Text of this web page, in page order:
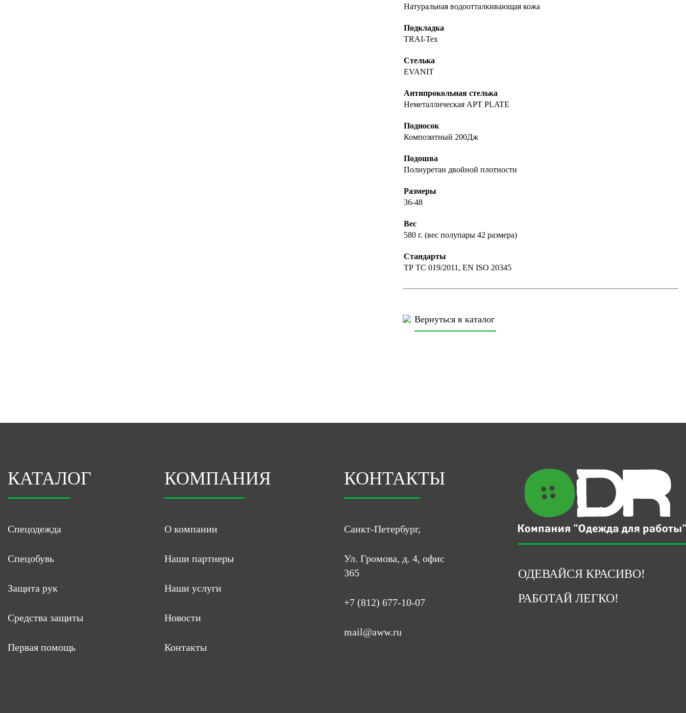
Натуральная водоотталкивающая кожа
Подкладка
TRAI-Tex
Стелька
EVANIT
Антипрокольная стелька
Неметаллическая APT PLATE
Подносок
Композитный 200Дж
Подошва
Полиуретан двойной плотности
Размеры
36-48
Вес
580 г. (вес полупары 42 размера)
Стандарты
ТР ТС 019/2011, EN ISO 20345
Вернуться в каталог
КАТАЛОГ
Спецодежда
Спецобувь
Защита рук
Средства защиты
Первая помощь
КОМПАНИЯ
О компании
Наши партнеры
Наши услуги
Новости
Контакты
КОНТАКТЫ
Санкт-Петербург,
Ул. Громова, д. 4, офис
365
+7 (812) 677-10-07
mail@aww.ru
ОДЕВАЙСЯ КРАСИВО!
РАБОТАЙ ЛЕГКО!